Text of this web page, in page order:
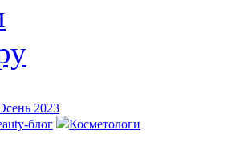
2023
блог
Косметологи